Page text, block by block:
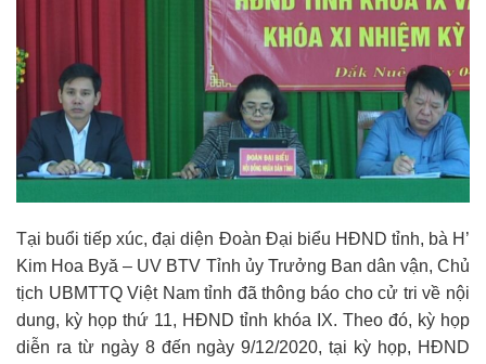
Tại buổi tiếp xúc, đại diện Đoàn Đại biểu HĐND tỉnh, bà H’
Kim Hoa Byă – UV BTV Tỉnh ủy Trưởng Ban dân vận, Chủ
tịch UBMTTQ Việt Nam tỉnh đã thông báo cho cử tri về nội
dung, kỳ họp thứ 11, HĐND tỉnh khóa IX. Theo đó, kỳ họp
diễn ra từ ngày 8 đến ngày 9/12/2020, tại kỳ họp, HĐND